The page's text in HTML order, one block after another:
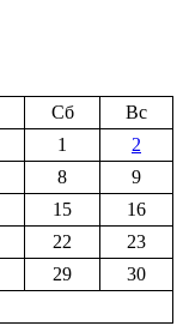
Сб
Вс
1
2
8
9
15
16
22
23
29
30